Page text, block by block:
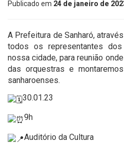
Publicado em 24 de janeiro de
A Prefeitura de Sanharó,
todos os representantes
nossa cidade, para reunião
das orquestras e
sanharoenses.
30.01.23
9h
Auditório da Cultura